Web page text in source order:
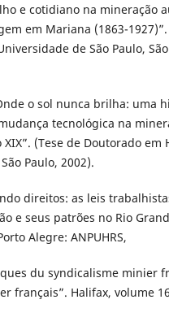
e cotidiano na mineração
em Mariana (1863-
de São Paulo,
o sol nunca brilha: uma
tecnológica na
(Tese de Doutorado em
Paulo, 2002).
direitos: as leis
e seus patrões no Rio
Alegre: ANPUHRS,
du syndicalisme minier
français”. Halifax, volume